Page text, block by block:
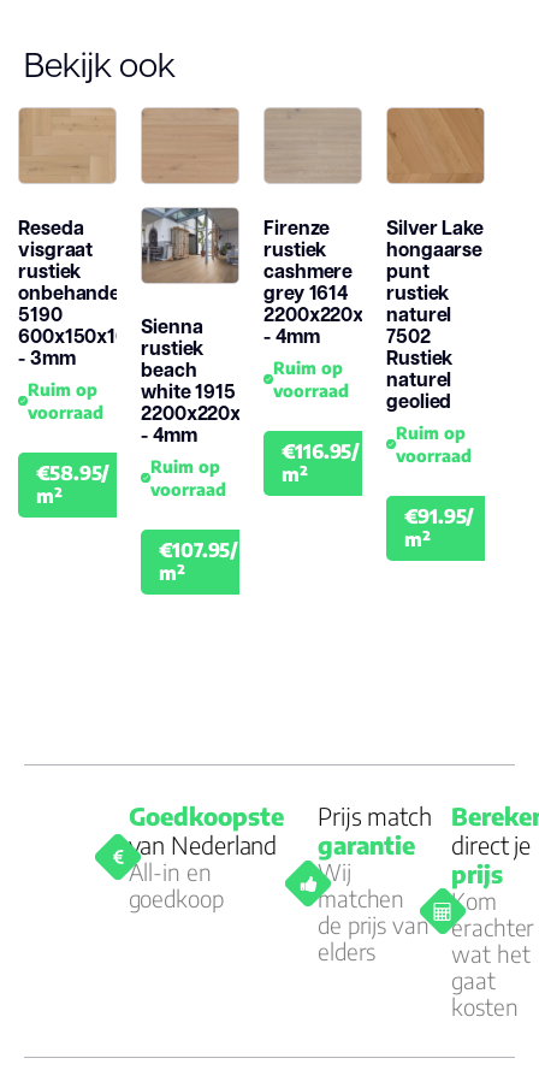
Bekijk ook
Reseda
visgraat
rustiek
onbehandeld
5190
600x150x10mm
- 3mm
Ruim op
voorraad
€58.95/
m²
€64.95
Sienna
rustiek
beach
white 1915
2200x220x15mm
- 4mm
Ruim op
voorraad
€107.95/
m²
Firenze
rustiek
cashmere
grey 1614
2200x220x15mm
- 4mm
Ruim op
voorraad
€116.95/
m²
€129.95
Silver Lake
hongaarse
punt
rustiek
naturel
7502
Rustiek
naturel
geolied
Ruim op
voorraad
€91.95/
m²
Goedkoopste
van Nederland
All-in en
goedkoop
Prijs match
garantie
Wij
matchen
de prijs van
elders
direct je
prijs
Kom
erachter
wat het
gaat
kosten